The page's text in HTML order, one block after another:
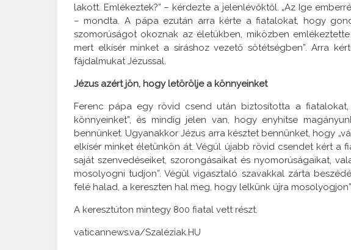
lakott. Emlékeztek?” – kérdezte a jelenlévőktől. „Az Ige
– mondta. A pápa ezután arra kérte a fiatalokat, hogy
szomorúságot okoznak az életükben, miközben
mert elkísér minket a síráshoz vezető sötétségben”. Arra
fájdalmukat Jézussal.
Jézus azért jön, hogy letörölje a könnyeinket
Ferenc pápa egy rövid csend után biztosította a
könnyeinket”, és mindig jelen van, hogy enyhítse
bennünket. Ugyanakkor Jézus arra késztet bennünket, hogy
elkísér minket életünkön át. Végül újabb rövid csendet kért a
saját szenvedéseiket, szorongásaikat és nyomorúságaikat,
mosolyogni tudjon”. Végül vigasztaló szavakkal zárta
felé halad, a kereszten hal meg, hogy lelkünk újra
A keresztúton mintegy 800 fiatal vett részt.
vaticannews.va/Szaléziak.HU